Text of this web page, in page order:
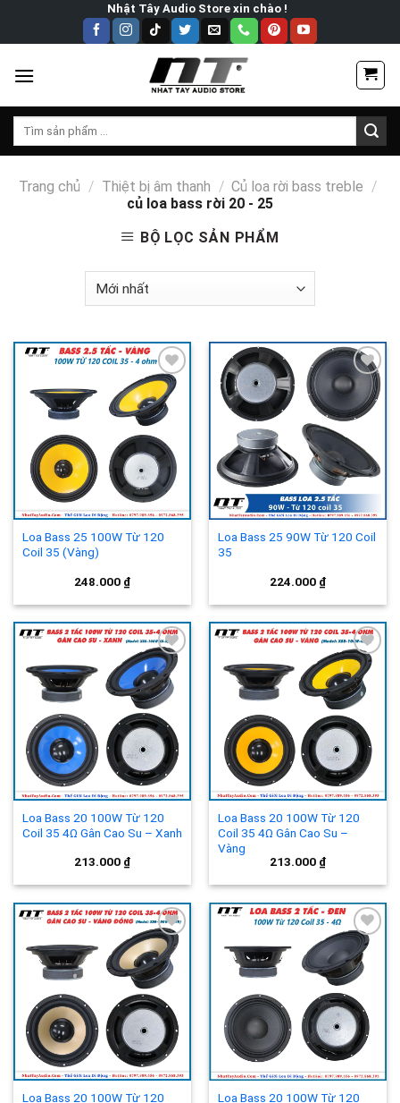
Nhật Tây Audio Store xin chào !
Tìm
Trang chủ / Thiệt bị âm thanh / Củ loa rời bass treble /
củ loa bass rời 20 - 25
BỘ LỌC SẢN PHẨM
Add to
wishlist
Loa Bass 25 100W Từ 120
Coil 35 (Vàng)
248.000 ₫
Add to
wishlist
Loa Bass 25 90W Từ 120 Coil
35
224.000 ₫
Add to
wishlist
Loa Bass 20 100W Từ 120
Coil 35 4Ω Gân Cao Su – Xanh
213.000 ₫
Add to
wishlist
Loa Bass 20 100W Từ 120
Coil 35 4Ω Gân Cao Su –
Vàng
213.000 ₫
Add to
wishlist
Loa Bass 20 100W Từ 120
Add to
wishlist
Loa Bass 20 100W Từ 120